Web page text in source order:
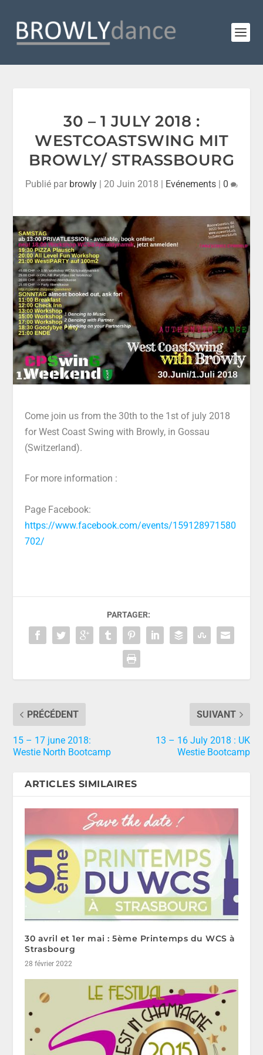
30 – 1 JULY 2018 :
WESTCOASTSWING MIT
BROWLY/ STRASSBOURG
Publié par browly | 20 Juin 2018 | Evénements | 0
Come join us from the 30th to the 1st of july 2018
for West Coast Swing with Browly, in Gossau
(Switzerland).
For more information :
Page Facebook:
https://www.facebook.com/events/159128971580
702/
PARTAGER:
PRÉCÉDENT
15 – 17 june 2018:
Westie North Bootcamp
SUIVANT
13 – 16 July 2018 : UK
Westie Bootcamp
ARTICLES SIMILAIRES
30 avril et 1er mai : 5ème Printemps du WCS à
Strasbourg
28 février 2022